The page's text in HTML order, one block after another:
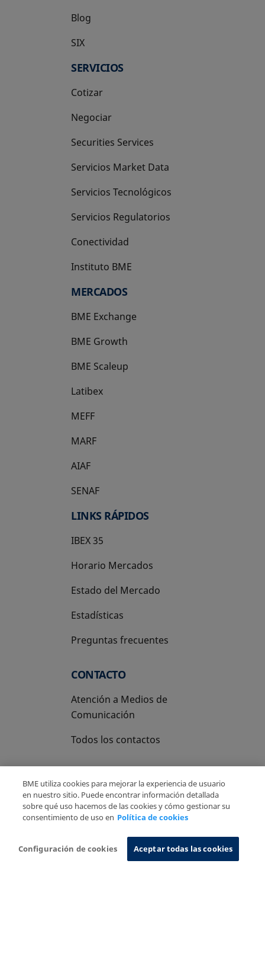
Blog
SIX
se abre en una pestaña nueva
SERVICIOS
Cotizar
Negociar
Securities Services
Servicios Market Data
Servicios Tecnológicos
Servicios Regulatorios
Conectividad
Instituto BME
se abre en una pestaña nueva
MERCADOS
BME Exchange
BME Growth
se abre en una pestaña nueva
BME Scaleup
se abre en una pestaña nueva
Latibex
se abre en una pestaña nueva
MEFF
se abre en una pestaña nueva
MARF
AIAF
SENAF
LINKS RÁPIDOS
IBEX 35
Horario Mercados
Estado del Mercado
Estadísticas
Preguntas frecuentes
CONTACTO
Atención a Medios de
Comunicación
Todos los contactos
Copyright Ⓒ BME 2026
Aviso Legal
Sistema de Información
BME utiliza cookies para mejorar la experiencia de usuario
en nuestro sitio. Puede encontrar información detallada
sobre qué uso hacemos de las cookies y cómo gestionar su
consentimiento de uso en Política de cookies
Configuración de cookies Aceptar todas las cookies